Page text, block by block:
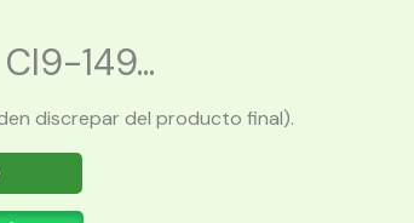
149...
discrepar del producto final).